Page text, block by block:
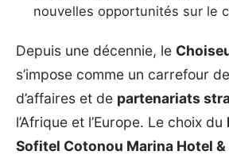
nouvelles opportunités sur le
Depuis une décennie, le
s’impose comme un carrefour
d’affaires et de partenariats
l’Afrique et l’Europe. Le choix du
Sofitel Cotonou Marina Hotel &